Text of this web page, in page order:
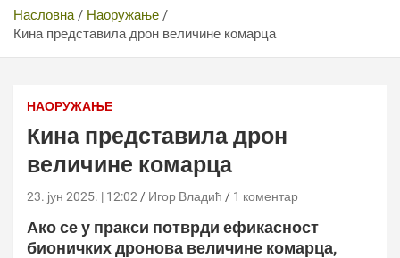
Насловна
Наоружање
Кина представила дрон величине комарца
НАОРУЖАЊЕ
Кина представила дрон
величине комарца
23. јун 2025. | 12:02 Игор Владић 1 коментар
Ако се у пракси потврди ефикасност
бионичких дронова величине комарца,